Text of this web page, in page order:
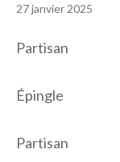
27 janvier 2025
Partisan
Épingle
Partisan